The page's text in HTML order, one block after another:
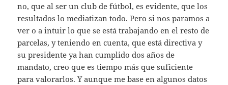
no, que al ser un club de fútbol, es evidente, que los
resultados lo mediatizan todo. Pero si nos paramos a
ver o a intuir lo que se está trabajando en el resto de
parcelas, y teniendo en cuenta, que está directiva y
su presidente ya han cumplido dos años de
mandato, creo que es tiempo más que suficiente
para valorarlos. Y aunque me base en algunos datos